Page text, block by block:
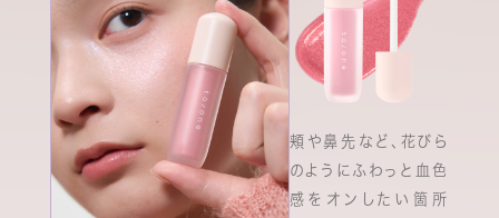
頬や鼻先など、花びら
のようにふわっと血色
感をオンしたい箇所